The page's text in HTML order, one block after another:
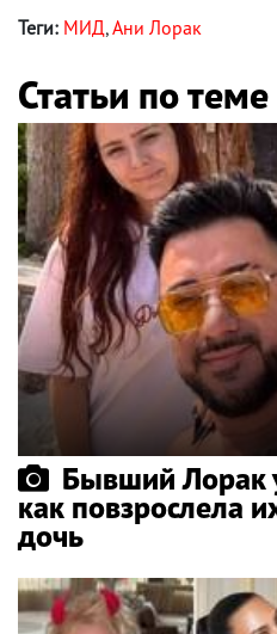
Теги: МИД,Ани Лорак
Статьи по теме
Бывший Лорак
как повзрослела
дочь